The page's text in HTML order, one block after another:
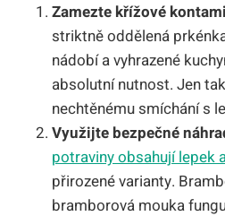
Zamezte křížové
striktně oddělená
nádobí a vyhrazené
absolutní nutnost. Jen
nechtěnému smíchání s
Využijte bezpečné
potraviny obsahují lepek
přirozené varianty.
bramborová mouka